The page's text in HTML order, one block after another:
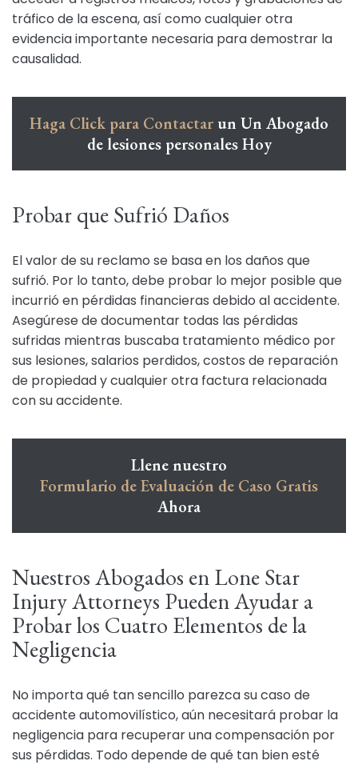
tráfico de la escena, así como cualquier otra
evidencia importante necesaria para demostrar la
causalidad.
Haga Click para Contactar un Un Abogado
de lesiones personales Hoy
Probar que Sufrió Daños
El valor de su reclamo se basa en los daños que
sufrió. Por lo tanto, debe probar lo mejor posible que
incurrió en pérdidas financieras debido al accidente.
Asegúrese de documentar todas las pérdidas
sufridas mientras buscaba tratamiento médico por
sus lesiones, salarios perdidos, costos de reparación
de propiedad y cualquier otra factura relacionada
con su accidente.
Llene nuestro
Formulario de Evaluación de Caso Gratis
Ahora
Nuestros Abogados en Lone Star
Injury Attorneys Pueden Ayudar a
Probar los Cuatro Elementos de la
Negligencia
No importa qué tan sencillo parezca su caso de
accidente automovilístico, aún necesitará probar la
negligencia para recuperar una compensación por
sus pérdidas. Todo depende de qué tan bien esté